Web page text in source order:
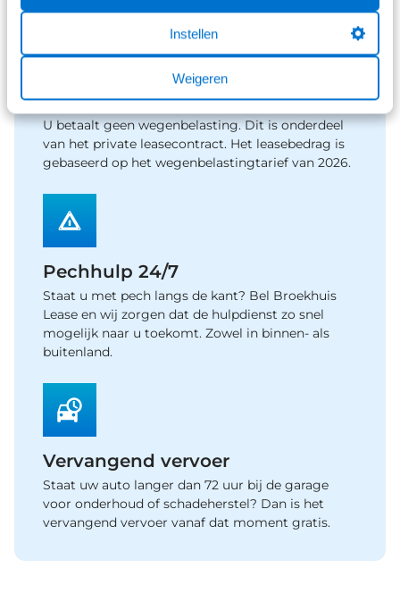
Instellen
Weigeren
Belasting
U betaalt geen wegenbelasting. Dit is onderdeel
van het private leasecontract. Het leasebedrag is
gebaseerd op het wegenbelastingtarief van 2026.
Pechhulp 24/7
Staat u met pech langs de kant? Bel Broekhuis
Lease en wij zorgen dat de hulpdienst zo snel
mogelijk naar u toekomt. Zowel in binnen- als
buitenland.
Vervangend vervoer
Staat uw auto langer dan 72 uur bij de garage
voor onderhoud of schadeherstel? Dan is het
vervangend vervoer vanaf dat moment gratis.